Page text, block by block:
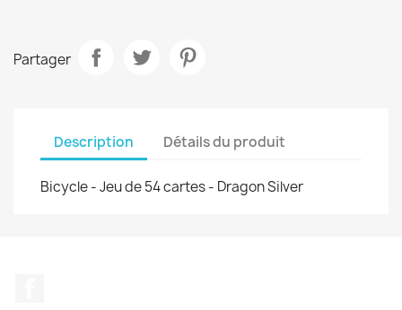
Partager
Description Détails du produit
Bicycle - Jeu de 54 cartes - Dragon Silver